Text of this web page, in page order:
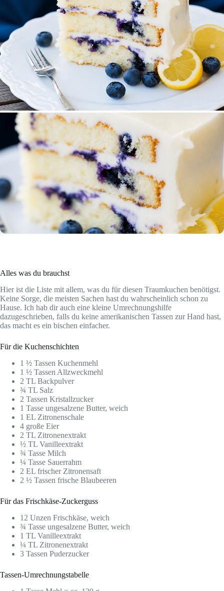
Alles was du brauchst
Hier ist die Liste mit allem, was du für diesen Traumkuchen benötigst.
Keine Sorge, die meisten Sachen hast du wahrscheinlich schon zu
Hause. Ich hab dir auch eine kleine Umrechnungshilfe
dazugeschrieben, falls du keine amerikanischen Tassen zur Hand hast,
das macht es ein bischen einfacher.
Für die Kuchenschichten
1 ½ Tassen Kuchenmehl
1 ½ Tassen Allzweckmehl
2 TL Backpulver
¾ TL Salz
2 Tassen Kristallzucker
1 Tasse ungesalzene Butter, weich
1 EL Zitronenschale
4 große Eier
2 TL Zitronenextrakt
½ TL Vanilleextrakt
¾ Tasse Milch
¼ Tasse Sauerrahm
2 EL frischer Zitronensaft
2 ½ Tassen frische Blaubeeren
Für das Frischkäse-Zuckerguss
12 Unzen Frischkäse, weich
¾ Tasse ungesalzene Butter, weich
1 TL Vanilleextrakt
¼ TL Zitronenextrakt
3 Tassen Puderzucker
Tassen-Umrechnungstabelle